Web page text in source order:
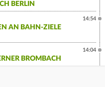
BERLIN
AN BAHN-ZIELE
14:54
BROMBACH
14:04